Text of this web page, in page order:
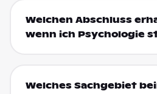
Welchen Abschluss
wenn ich Psychologie
Welches Sachgebiet